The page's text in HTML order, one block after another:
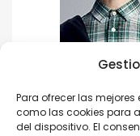
Para ofrecer las
como las cookies para
del dispositivo. El